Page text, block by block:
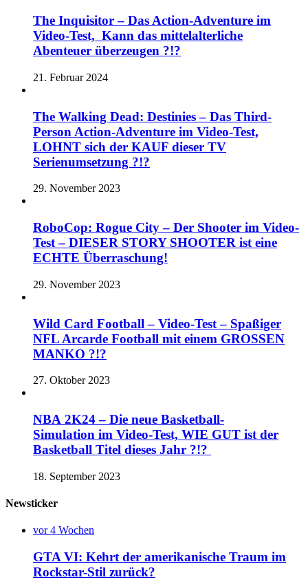
The Inquisitor – Das Action-Adventure im
Video-Test, Kann das mittelalterliche
Abenteuer überzeugen ?!?
21. Februar 2024
The Walking Dead: Destinies – Das Third-
Person Action-Adventure im Video-Test,
LOHNT sich der KAUF dieser TV
Serienumsetzung ?!?
29. November 2023
RoboCop: Rogue City – Der Shooter im Video-
Test – DIESER STORY SHOOTER ist eine
ECHTE Überraschung!
29. November 2023
Wild Card Football – Video-Test – Spaßiger
NFL Arcarde Football mit einem GROSSEN
MANKO ?!?
27. Oktober 2023
NBA 2K24 – Die neue Basketball-
Simulation im Video-Test, WIE GUT ist der
Basketball Titel dieses Jahr ?!?
18. September 2023
Newsticker
vor 4 Wochen
GTA VI: Kehrt der amerikanische Traum im
Rockstar-Stil zurück?